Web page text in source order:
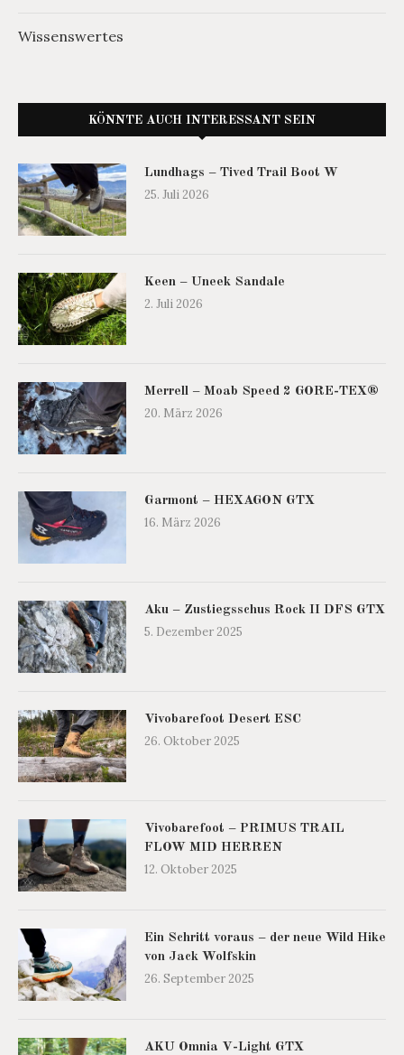
Wissenswertes
KÖNNTE AUCH INTERESSANT SEIN
Lundhags – Tived Trail Boot W
25. Juli 2026
Keen – Uneek Sandale
2. Juli 2026
Merrell – Moab Speed 2 GORE-TEX®
20. März 2026
Garmont – HEXAGON GTX
16. März 2026
Aku – Zustiegsschus Rock II DFS GTX
5. Dezember 2025
Vivobarefoot Desert ESC
26. Oktober 2025
Vivobarefoot – PRIMUS TRAIL
FLOW MID HERREN
12. Oktober 2025
Ein Schritt voraus – der neue Wild Hike
von Jack Wolfskin
26. September 2025
AKU Omnia V-Light GTX